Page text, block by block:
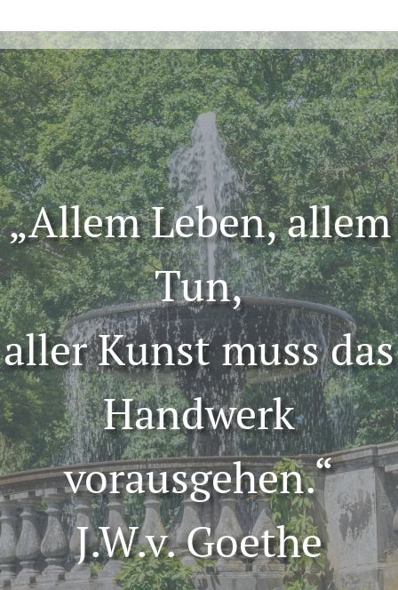
„Allem Leben, allem
Tun,
aller Kunst muss das
Handwerk
vorausgehen.“
J.W.v. Goethe